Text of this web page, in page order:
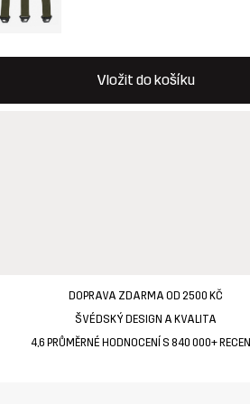
Vložit do košíku
modální potvrzení nové položky
DOPRAVA ZDARMA OD 2500 KČ
ŠVÉDSKÝ DESIGN A KVALITA
4,6 PRŮMĚRNÉ HODNOCENÍ S 840 000+